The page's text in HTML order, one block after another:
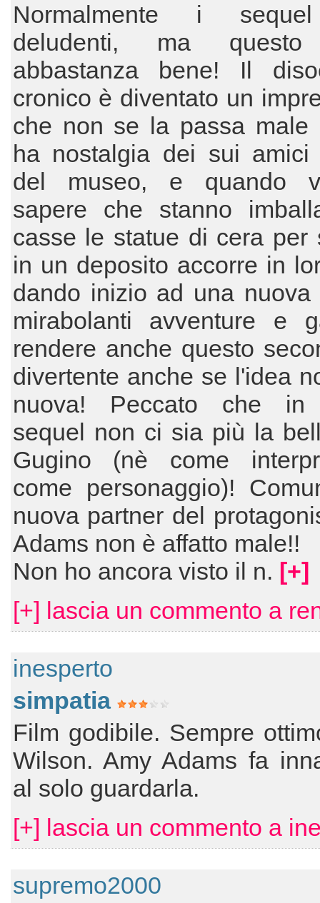
Normalmente i
deludenti, ma questo
abbastanza bene! Il
cronico è diventato un
che non se la passa male
ha nostalgia dei sui amici
del museo, e quando
sapere che stanno
casse le statue di cera per
in un deposito accorre in
dando inizio ad una nuova
mirabolanti avventure e
rendere anche questo
divertente anche se l'idea
nuova! Peccato che in
sequel non ci sia più la
Gugino (nè come
come personaggio)!
nuova partner del
Adams non è affatto male!!
Non ho ancora visto il n. [+]
[+] lascia un commento a
inesperto
simpatia
Film godibile. Sempre
Wilson. Amy Adams fa
al solo guardarla.
[+] lascia un commento a
supremo2000